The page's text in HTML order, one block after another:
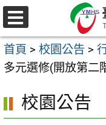
跳
至
主
要
容
區
選
單
首頁 > 校園公告 >
多元選修(開放第二
校園公告